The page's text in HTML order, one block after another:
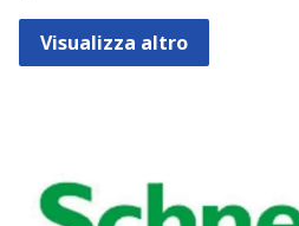
Visualizza altro